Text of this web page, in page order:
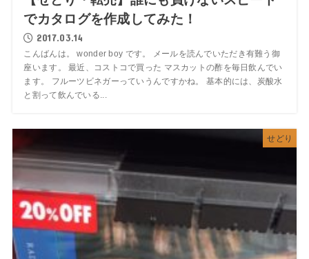
でカタログを作成してみた！
2017.03.14
こんばんは。 wonder boy です。 メールを読んでいただき有難う御
座います。 最近、コストコで買った マスカットの酢を毎日飲んでい
ます。 フルーツビネガーっていうんですかね。 基本的には、炭酸水
と割って飲んでいる...
せどり